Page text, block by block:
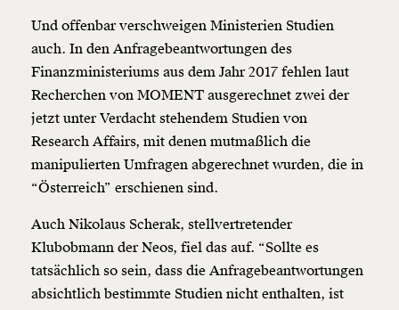
Und offenbar verschweigen Ministerien Studien
auch. In den Anfragebeantwortungen des
Finanzministeriums aus dem Jahr 2017 fehlen laut
Recherchen von MOMENT ausgerechnet zwei der
jetzt unter Verdacht stehendem Studien von
Research Affairs, mit denen mutmaßlich die
manipulierten Umfragen abgerechnet wurden, die in
“Österreich” erschienen sind.
Auch Nikolaus Scherak, stellvertretender
Klubobmann der Neos, fiel das auf. “Sollte es
tatsächlich so sein, dass die Anfragebeantwortungen
absichtlich bestimmte Studien nicht enthalten, ist